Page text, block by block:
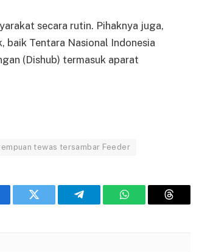
secara rutin. Pihaknya juga,
baik Tentara Nasional Indonesia
(Dishub) termasuk aparat
tewas tersambar Feeder
Twitter Telegram WhatsAppThreads